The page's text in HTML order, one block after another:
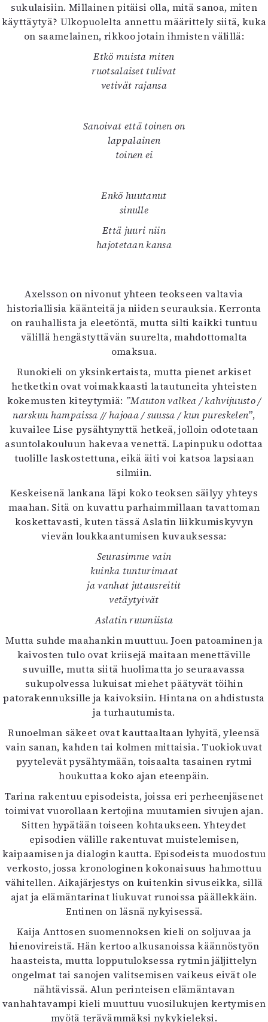
sukulaisiin. Millainen pitäisi olla, mitä sanoa, miten
käyttäytyä? Ulkopuolelta annettu määrittely siitä, kuka
on saamelainen, rikkoo jotain ihmisten välillä:
Etkö muista miten
ruotsalaiset tulivat
vetivät rajansa
Sanoivat että toinen on
lappalainen
toinen ei
Enkö huutanut
sinulle
Että juuri niin
hajotetaan kansa
Axelsson on nivonut yhteen teokseen valtavia
historiallisia käänteitä ja niiden seurauksia. Kerronta
on rauhallista ja eleetöntä, mutta silti kaikki tuntuu
välillä hengästyttävän suurelta, mahdottomalta
omaksua.
Runokieli on yksinkertaista, mutta pienet arkiset
hetketkin ovat voimakkaasti latautuneita yhteisten
kokemusten kiteytymiä: ”Mauton valkea / kahvijuusto /
narskuu hampaissa // hajoaa / suussa / kun pureskelen”,
kuvailee Lise pysähtynyttä hetkeä, jolloin odotetaan
asuntolakouluun hakevaa venettä. Lapinpuku odottaa
tuolille laskostettuna, eikä äiti voi katsoa lapsiaan
silmiin.
Keskeisenä lankana läpi koko teoksen säilyy yhteys
maahan. Sitä on kuvattu parhaimmillaan tavattoman
koskettavasti, kuten tässä Aslatin liikkumiskyvyn
vievän loukkaantumisen kuvauksessa:
Seurasimme vain
kuinka tunturimaat
ja vanhat jutausreitit
vetäytyivät
Aslatin ruumiista
Mutta suhde maahankin muuttuu. Joen patoaminen ja
kaivosten tulo ovat kriisejä maitaan menettäville
suvuille, mutta siitä huolimatta jo seuraavassa
sukupolvessa lukuisat miehet päätyvät töihin
patorakennuksille ja kaivoksiin. Hintana on ahdistusta
ja turhautumista.
Runoelman säkeet ovat kauttaaltaan lyhyitä, yleensä
vain sanan, kahden tai kolmen mittaisia. Tuokiokuvat
pyytelevät pysähtymään, toisaalta tasainen rytmi
houkuttaa koko ajan eteenpäin.
Tarina rakentuu episodeista, joissa eri perheenjäsenet
toimivat vuorollaan kertojina muutamien sivujen ajan.
Sitten hypätään toiseen kohtaukseen. Yhteydet
episodien välille rakentuvat muistelemisen,
kaipaamisen ja dialogin kautta. Episodeista muodostuu
verkosto, jossa kronologinen kokonaisuus hahmottuu
vähitellen. Aikajärjestys on kuitenkin sivuseikka, sillä
ajat ja elämäntarinat liukuvat runoissa päällekkäin.
Entinen on läsnä nykyisessä.
Kaija Anttosen suomennoksen kieli on soljuvaa ja
hienovireistä. Hän kertoo alkusanoissa käännöstyön
haasteista, mutta lopputuloksessa rytmin jäljittelyn
ongelmat tai sanojen valitsemisen vaikeus eivät ole
nähtävissä. Alun perinteisen elämäntavan
vanhahtavampi kieli muuttuu vuosilukujen kertymisen
myötä terävämmäksi nykykieleksi.